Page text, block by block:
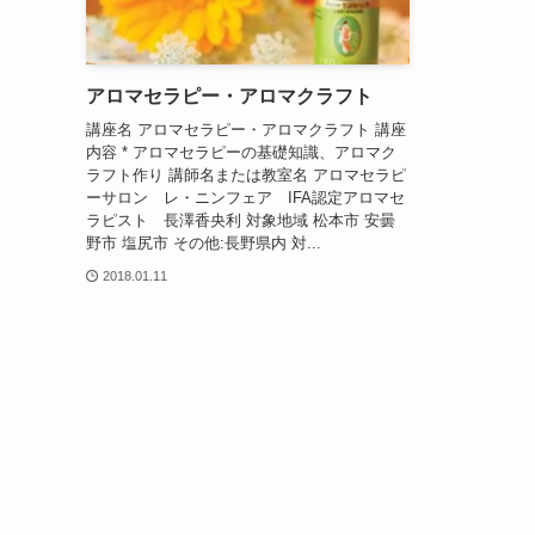
アロマセラピー・アロマクラフト
講座名 アロマセラピー・アロマクラフト 講座
内容 * アロマセラピーの基礎知識、アロマク
ラフト作り 講師名または教室名 アロマセラピ
ーサロン レ・ニンフェア IFA認定アロマセ
ラピスト 長澤香央利 対象地域 松本市 安曇
野市 塩尻市 その他:長野県内 対...
2018.01.11